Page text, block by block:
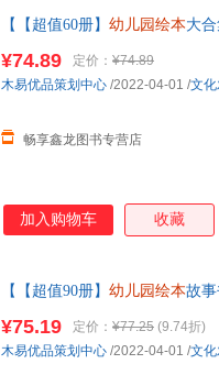
【【超值60册】 幼儿园绘本大
当客服
¥74.89 定价： ¥74.89
畅享鑫龙图书专营店
木易优品策划中心 /2022-04-01 /文
加入购物车 收藏
【【超值90册】 幼儿园绘本故
请放心下单，本店所有商品均
¥75.19 定价： ¥77.25 (9.74折)
木易优品策划中心 /2022-04-01 /文